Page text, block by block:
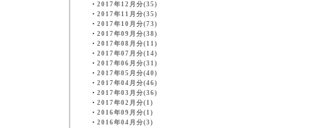
・ 2017年12月分(35)
・ 2017年11月分(35)
・ 2017年10月分(73)
・ 2017年09月分(38)
・ 2017年08月分(11)
・ 2017年07月分(14)
・ 2017年06月分(31)
・ 2017年05月分(40)
・ 2017年04月分(46)
・ 2017年03月分(36)
・ 2017年02月分(1)
・ 2016年09月分(1)
・ 2016年04月分(3)